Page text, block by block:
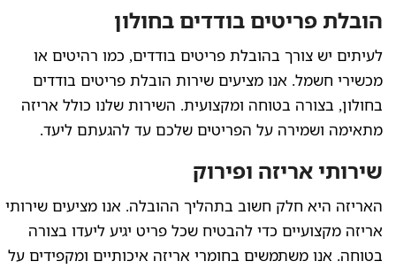
הובלת פריטים בודדים בחולון
לעיתים יש צורך בהובלת פריטים בודדים, כמו רהיטים או
מכשירי חשמל. אנו מציעים שירות הובלת פריטים בודדים
בחולון, בצורה בטוחה ומקצועית. השירות שלנו כולל אריזה
מתאימה ושמירה על הפריטים שלכם עד להגעתם ליעד.
שירותי אריזה ופירוק
האריזה היא חלק חשוב בתהליך ההובלה. אנו מציעים שירותי
אריזה מקצועיים כדי להבטיח שכל פריט יגיע ליעדו בצורה
בטוחה. אנו משתמשים בחומרי אריזה איכותיים ומקפידים על